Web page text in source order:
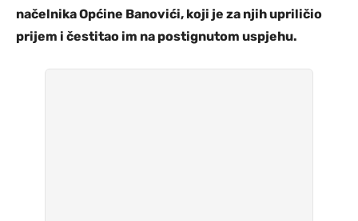
načelnika Općine Banovići, koji je za njih upriličio
prijem i čestitao im na postignutom uspjehu.